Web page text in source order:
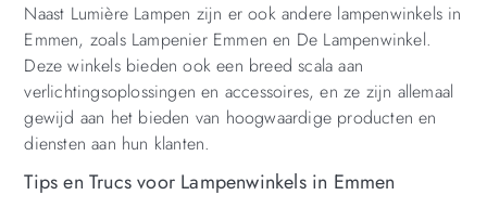
Naast Lumière Lampen zijn er ook andere lampenwinkels in
Emmen, zoals Lampenier Emmen en De Lampenwinkel.
Deze winkels bieden ook een breed scala aan
verlichtingsoplossingen en accessoires, en ze zijn allemaal
gewijd aan het bieden van hoogwaardige producten en
diensten aan hun klanten.
Tips en Trucs voor Lampenwinkels in Emmen